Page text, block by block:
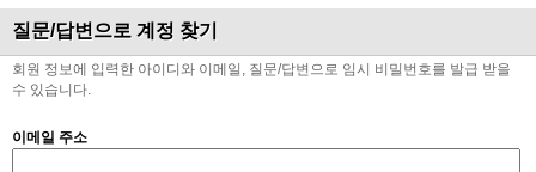
질문/답변으로 계정 찾기
회원 정보에 입력한 아이디와 이메일, 질문/답변으로 임시 비밀번호를 발급 받을
수 있습니다.
이메일 주소